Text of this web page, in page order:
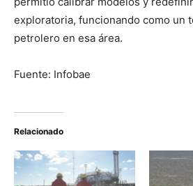
exploratoria, funcionando como un
petrolero en esa área.
Fuente: Infobae
Relacionado